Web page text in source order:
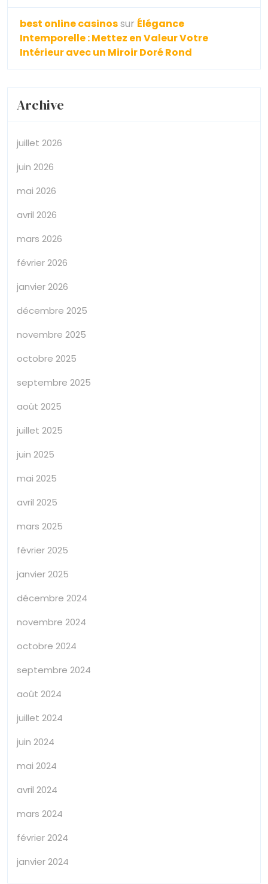
best online casinossur Élégance
Intemporelle : Mettez en Valeur Votre
Intérieur avec un Miroir Doré Rond
Archive
juillet 2026
juin 2026
mai 2026
avril 2026
mars 2026
février 2026
janvier 2026
décembre 2025
novembre 2025
octobre 2025
septembre 2025
août 2025
juillet 2025
juin 2025
mai 2025
avril 2025
mars 2025
février 2025
janvier 2025
décembre 2024
novembre 2024
octobre 2024
septembre 2024
août 2024
juillet 2024
juin 2024
mai 2024
avril 2024
mars 2024
février 2024
janvier 2024